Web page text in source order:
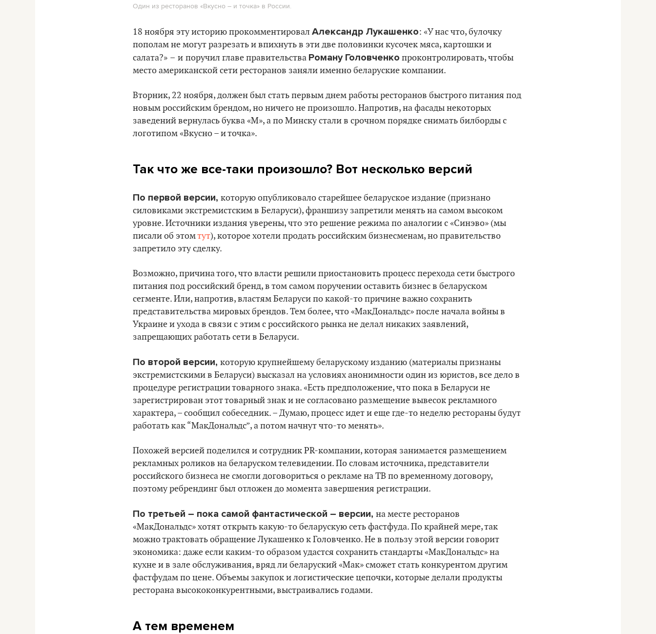
Один из ресторанов «Вкусно – и точка» в России.
18 ноября эту историю прокомментировал Александр Лукашенко: «У нас что, булочку
пополам не могут разрезать и впихнуть в эти две половинки кусочек мяса, картошки и
салата?» – и поручил главе правительства Роману Головченко проконтролировать, чтобы
место американской сети ресторанов заняли именно беларуские компании.
Вторник, 22 ноября, должен был стать первым днем работы ресторанов быстрого питания под
новым российским брендом, но ничего не произошло. Напротив, на фасады некоторых
заведений вернулась буква «М», а по Минску стали в срочном порядке снимать билборды с
логотипом «Вкусно – и точка».
Так что же все-таки произошло? Вот несколько версий
По первой версии, которую опубликовало старейшее беларуское издание (признано
силовиками экстремистским в Беларуси), франшизу запретили менять на самом высоком
уровне. Источники издания уверены, что это решение режима по аналогии с «Синэво» (мы
писали об этомтут), которое хотели продать российским бизнесменам, но правительство
запретило эту сделку.
Возможно, причина того, что власти решили приостановить процесс перехода сети быстрого
питания под российский бренд, в том самом поручении оставить бизнес в беларуском
сегменте. Или, напротив, властям Беларуси по какой-то причине важно сохранить
представительства мировых брендов. Тем более, что «МакДональдс» после начала войны в
Украине и ухода в связи с этим с российского рынка не делал никаких заявлений,
запрещающих работать сети в Беларуси.
По второй версии, которую крупнейшему беларускому изданию (материалы признаны
экстремистскими в Беларуси) высказал на условиях анонимности один из юристов, все дело в
процедуре регистрации товарного знака. «Есть предположение, что пока в Беларуси не
зарегистрирован этот товарный знак и не согласовано размещение вывесок рекламного
характера, – сообщил собеседник. – Думаю, процесс идет и еще где-то неделю рестораны будут
работать как “МакДональдс”, а потом начнут что-то менять».
Похожей версией поделился и сотрудник PR-компании, которая занимается размещением
рекламных роликов на беларуском телевидении. По словам источника, представители
российского бизнеса не смогли договориться о рекламе на ТВ по временному договору,
поэтому ребрендинг был отложен до момента завершения регистрации.
По третьей – пока самой фантастической – версии, на месте ресторанов
«МакДональдс» хотят открыть какую-то беларускую сеть фастфуда. По крайней мере, так
можно трактовать обращение Лукашенко к Головченко. Не в пользу этой версии говорит
экономика: даже если каким-то образом удастся сохранить стандарты «МакДональдс» на
кухне и в зале обслуживания, вряд ли беларуский «Мак» сможет стать конкурентом другим
фастфудам по цене. Объемы закупок и логистические цепочки, которые делали продукты
ресторана высококонкурентными, выстраивались годами.
А тем временем